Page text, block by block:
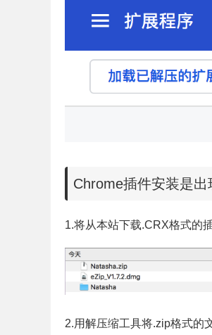
Chrome插件安装是
1.将从本站下载.CRX格式的
2.用解压缩工具将.zip格式的